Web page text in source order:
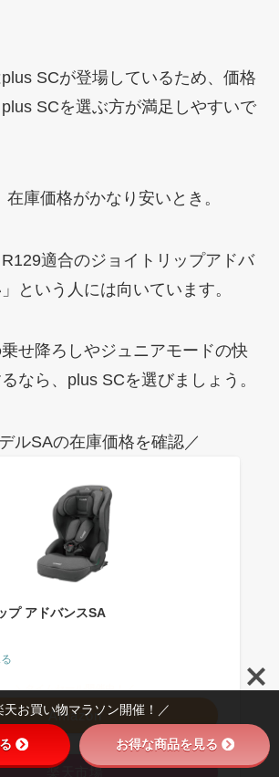
SCが登場しているため、価格
SCを選ぶ方が満足しやすいで
庫価格がかなり安いとき。
R129適合のジョイトリップアドバ
という人には向いています。
せ降ろしやジュニアモードの快
なら、plus SCを選びましょう。
ルSAの在庫価格を確認／
プ アドバンスSA
＼タイムセール開催中！／
Amazon
＼お買い物マラソン開催中！／
楽天市場
天お買い物マラソン開催！／
お得な商品を見る